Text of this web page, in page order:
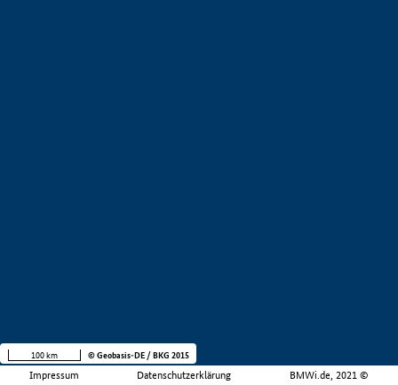
Impressum Datenschutzerklärung BMWi.de, 2021 ©
100 km © Geobasis-DE / BKG 2015